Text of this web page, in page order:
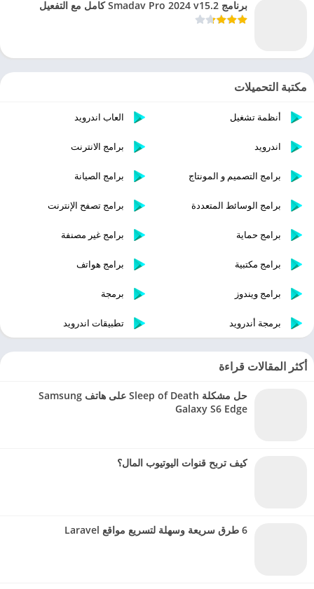
برنامج Smadav Pro 2024 v15.2 كامل مع التفعيل
مكتبة التحميلات
أنظمة تشغيل العاب اندرويد
اندرويد برامج الانترنت
برامج التصميم و المونتاج برامج الصيانة
برامج الوسائط المتعددة برامج تصفح الإنترنت
برامج حماية برامج غير مصنفة
برامج مكتبية برامج هواتف
برامج ويندوز برمجة
برمجة أندرويد تطبيقات اندرويد
أكثر المقالات قراءة
حل مشكلة Sleep of Death على هاتف Samsung
Galaxy S6 Edge
كيف تربح قنوات اليوتيوب المال؟
6 طرق سريعة وسهلة لتسريع مواقع Laravel